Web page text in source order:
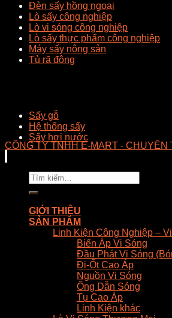
Đèn sấy hồng ngoại
Lò sấy công nghiệp
Lò vi sóng công nghiệp
Lò sấy thực phẩm công nghiệp
Máy sấy nông sản
Tủ rã đông
Sấy gỗ
Hệ thống sấy
Sấy hơi nước
CÔNG TY TNHH E-MART - CHUYÊN
Tìm
kiếm:
GIỚI THIỆU
SẢN PHẨM
Linh Kiện Công Nghiệp –
Biến Áp Vi Sóng
Đầu Phát Vi Sóng
Đi-Ốt Cao Áp
Nguồn Vi Sóng
Ống Dẫn Sóng
Tụ Cao Áp
Linh Kiện khác